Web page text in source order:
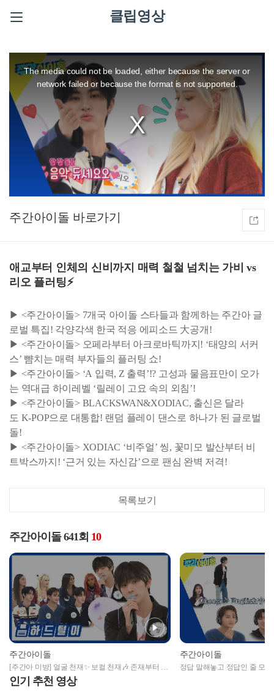
클립영상
modal
window.
The media could not be loaded, either because the server or
network failed or because the format is not supported.
주간아이돌
애교부터 인체의 신비까지 매력 철철 넘치는 가비 vs
리오 플러팅⚡
▶ <주간아이돌> 7개국 아이돌 스타들과 함께하는 주간아 글
로벌 특집! 각양각색 한국 적응 에피소드 大공개!
▶ <주간아이돌> 오페라부터 아크로바틱까지! ‘태양의 서커
스’ 뺨치는 매력 부자들의 플러팅 쇼!
▶ <주간아이돌> ‘A 입력, Z 출력’!? 고성과 물음표만이 오가
는 역대급 하이레벨 ‘릴레이 고요 속의 외침’!
▶ <주간아이돌> BLACKSWAN&XODIAC, 출신은 달라
도 K-POP으로 대통합! 랜덤 플레이 댄스로 하나가 된 글로벌
돌!
▶ <주간아이돌> XODIAC ‘비주얼’ 씽, 꽃미모 발산부터 비
트박스까지! ‘근거 있는 자신감’으로 팬심 완벽 저격!
목록보기
주간아이돌 641회 10
주간아이돌
[주간아 미방] 얼굴 천재✨ 보컬 천재🎶 존재부터 사
기캐릭터인 XODIAC 씽이 부르는 정준일 - 안아줘
🎤 l EP.641
주간아이돌
정답 말해놓고 정답인 줄 모
인기 추천 영상